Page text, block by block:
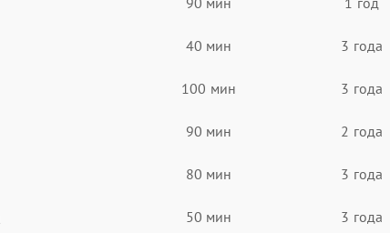
40 мин 3 года
100 мин 3 года
90 мин 2 года
80 мин 3 года
50 мин 3 года